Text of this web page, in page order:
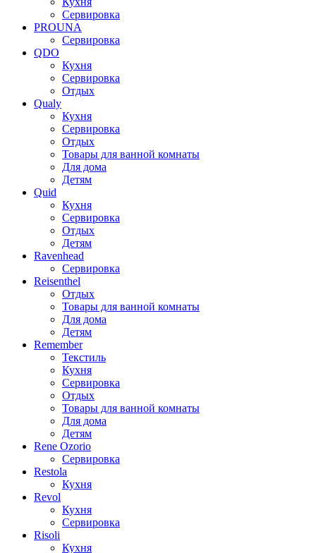
Сервировка
PROUNA
Сервировка
QDO
Кухня
Сервировка
Отдых
Qualy
Кухня
Сервировка
Отдых
Товары для ванной комнаты
Для дома
Детям
Quid
Кухня
Сервировка
Отдых
Детям
Ravenhead
Сервировка
Reisenthel
Отдых
Товары для ванной комнаты
Для дома
Детям
Remember
Текстиль
Кухня
Сервировка
Отдых
Товары для ванной комнаты
Для дома
Детям
Rene Ozorio
Сервировка
Restola
Кухня
Revol
Кухня
Сервировка
Risoli
Кухня